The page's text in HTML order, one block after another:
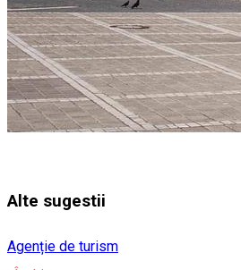
Alte sugestii
Agenție de turism